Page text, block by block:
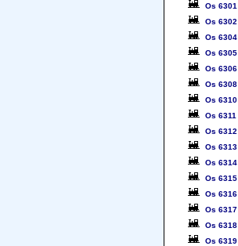
Os 6301
Os 6302
Os 6304
Os 6305
Os 6306
Os 6308
Os 6310
Os 6311
Os 6312
Os 6313
Os 6314
Os 6315
Os 6316
Os 6317
Os 6318
Os 6319